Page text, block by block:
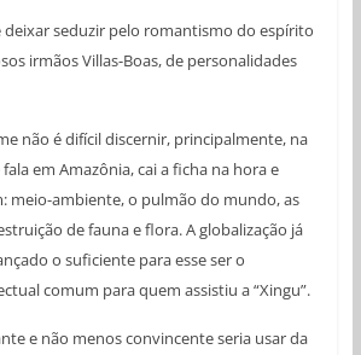
deixar seduzir pelo romantismo do espírito
irmãos Villas-Boas, de personalidades
não é difícil discernir, principalmente, na
em Amazônia, cai a ficha na hora e
meio-ambiente, o pulmão do mundo, as
de fauna e flora. A globalização já
o suficiente para esse ser o
comum para quem assistiu a “Xingu”.
e não menos convincente seria usar da